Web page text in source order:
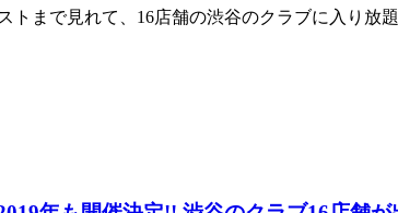
トまで見れて、16店舗の渋谷のクラブに入り